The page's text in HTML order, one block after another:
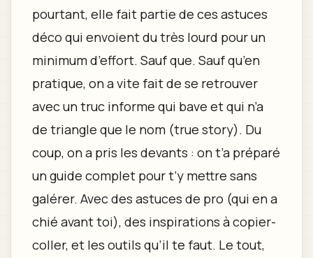
pourtant, elle fait partie de ces astuces
déco qui envoient du très lourd pour un
minimum d’effort. Sauf que. Sauf qu’en
pratique, on a vite fait de se retrouver
avec un truc informe qui bave et qui n’a
de triangle que le nom (true story). Du
coup, on a pris les devants : on t’a préparé
un guide complet pour t’y mettre sans
galérer. Avec des astuces de pro (qui en a
chié avant toi), des inspirations à copier-
coller, et les outils qu’il te faut. Le tout,